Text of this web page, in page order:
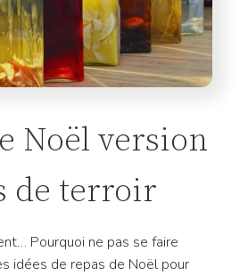
Noël version
de terroir
Pourquoi ne pas se faire
idées de repas de Noël pour